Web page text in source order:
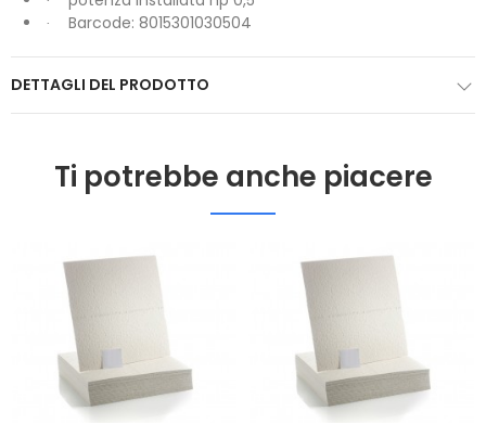
· Barcode: 8015301030504
DETTAGLI DEL PRODOTTO
Ti potrebbe anche piacere